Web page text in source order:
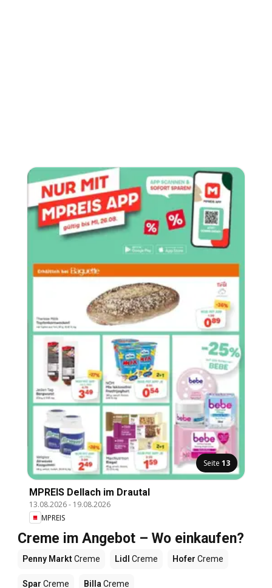
Seite 13
MPREIS Dellach im Drautal
13.08.2026- 19.08.2026
MPREIS
Creme im Angebot – Wo einkaufen?
Penny MarktCreme Lidl Creme Hofer Creme
Spar Creme BillaCreme